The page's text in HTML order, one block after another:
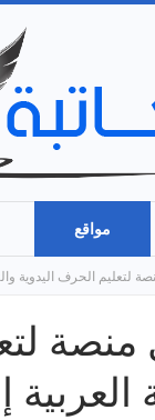
مواقع
لتعليم الحرف اليدوية
منصة
العربية